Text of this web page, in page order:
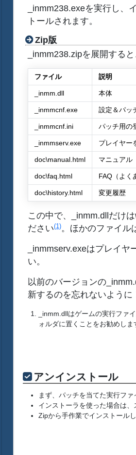
_inmm238.exeを実行し
トールされます。
Zip版
_inmm238.zipを展開する
ファイル 説明
_inmm.dll 本体
_inmmcnf.exe 設定＆パッ
_inmmcnf.ini パッチ用の
_inmmserv.exe プレイヤー
doc\manual.html マニュアル
doc\faq.html FAQ（よく
doc\history.html 変更履歴
この中で、_inmm.dllだけ
ださい(1)。ほかのファイル
_inmmserv.exeはプレイ
い。
以前のバージョンの
新するのを忘れないように
_inmm.dllはゲームの実行ファ
ォルダに置くことをお勧めしま
アンインストール
まず、パッチを当てた実行ファ
インストーラを使った場合は
Zipから手作業でインストール